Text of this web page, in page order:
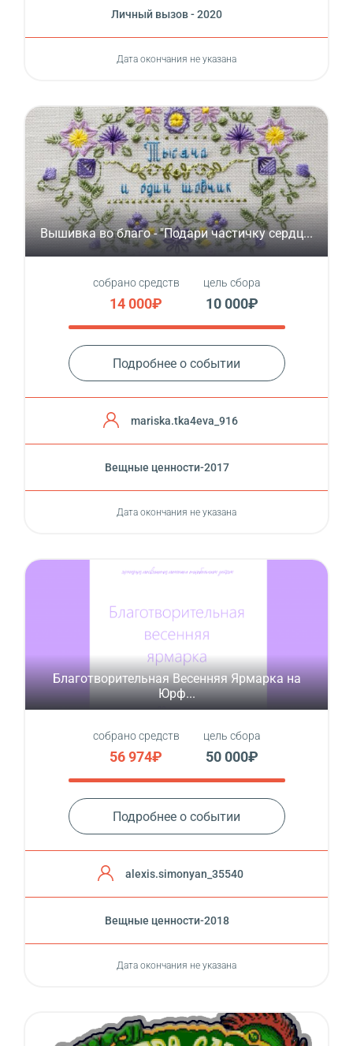
Личный вызов - 2020
Дата окончания не указана
Вышивка во благо - "Подари частичку сердц...
собрано средств
14 000₽
цель сбора
10 000₽
Подробнее о событии
mariska.tka4eva_916
Вещные ценности-2017
Дата окончания не указана
Благотворительная Весенняя Ярмарка на
Юрф...
собрано средств
56 974₽
цель сбора
50 000₽
Подробнее о событии
alexis.simonyan_35540
Вещные ценности-2018
Дата окончания не указана